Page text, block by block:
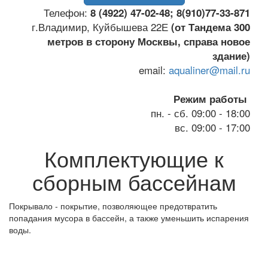
Телефон: 8 (4922) 47-02-48; 8(910)77-33-871
г.Владимир, Куйбышева 22Е (от Тандема 300
метров в сторону Москвы, справа новое
здание)
email: aqualiner@mail.ru
Режим работы
пн. - сб. 09:00 - 18:00
вс. 09:00 - 17:00
Комплектующие к
сборным бассейнам
Покрывало - покрытие, позволяющее предотвратить
попадания мусора в бассейн, а также уменьшить испарения
воды.